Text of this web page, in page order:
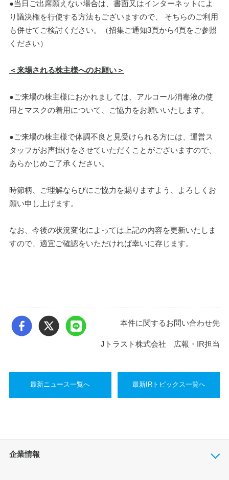
●当日ご出席願えない場合は、書面又はインターネットによ
り議決権を行使する方法もございますので、 そちらのご利用
も併せてご検討ください。（招集ご通知3頁から4頁をご参照
ください）
＜来場される株主様へのお願い＞
●ご来場の株主様におかれましては、アルコール消毒液の使
用とマスクの着用について、ご協力をお願いいたします。
●ご来場の株主様で体調不良と見受けられる方には、運営ス
タッフがお声掛けをさせていただくことがございますので、
あらかじめご了承ください。
時節柄、ご理解ならびにご協力を賜りますよう、よろしくお
願い申し上げます。
なお、今後の状況変化によっては上記の内容を更新いたしま
すので、適宜ご確認をいただければ幸いに存じます。
本件に関するお問い合わせ先
Jトラスト株式会社 広報・IR担当
最新ニュース一覧へ 最新IRトピックス一覧へ
企業情報